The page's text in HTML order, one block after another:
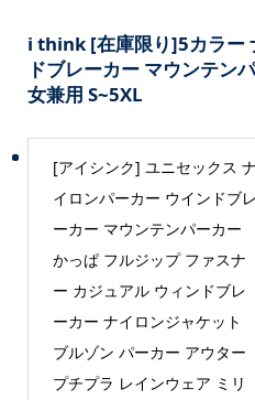
i think [在庫限り]5カラー
ドブレーカー マウンテン
女兼用 S~5XL
[アイシンク] ユニセックス ナ
イロンパーカー ウインドブレ
ーカー マウンテンパーカー
かっぱ フルジップ ファスナ
ー カジュアル ウィンドブレ
ーカー ナイロンジャケット
ブルゾン パーカー アウター
プチプラ レインウェア ミリ